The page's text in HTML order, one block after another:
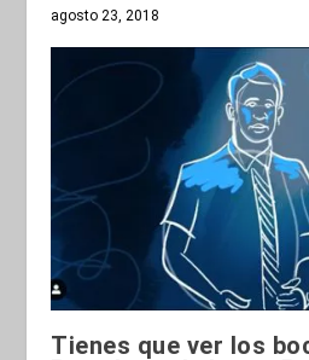
agosto 23, 2018
Tienes que ver los